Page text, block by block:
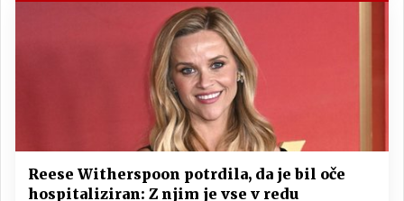
Reese Witherspoon potrdila, da je bil oče
hospitaliziran: Z njim je vse v redu